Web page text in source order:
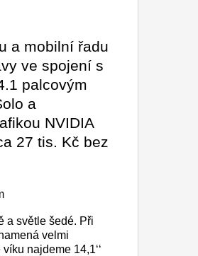
a mobilní řadu
ve spojení s
palcovým
a
NVIDIA
27 tis. Kč bez
a světle šedé. Při
velmi
najdeme 14,1‘‘